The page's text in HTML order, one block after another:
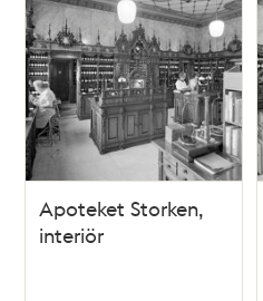
Apoteket Storken,
interiör